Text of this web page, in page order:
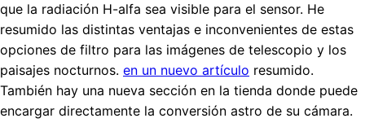
que la radiación H-alfa sea visible para el sensor. He
resumido las distintas ventajas e inconvenientes de estas
opciones de filtro para las imágenes de telescopio y los
paisajes nocturnos. en un nuevo artículo resumido.
También hay una nueva sección en la tienda donde puede
encargar directamente la conversión astro de su cámara.